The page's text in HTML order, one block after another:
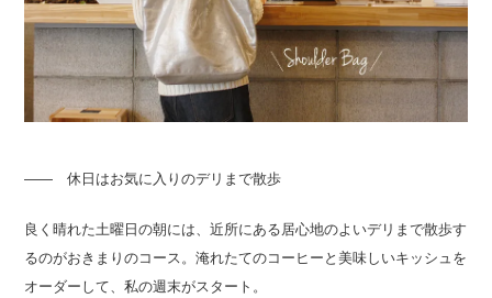
―― 休日はお気に入りのデリまで散歩
良く晴れた土曜日の朝には、近所にある居心地のよいデリまで散歩す
るのがおきまりのコース。淹れたてのコーヒーと美味しいキッシュを
オーダーして、私の週末がスタート。